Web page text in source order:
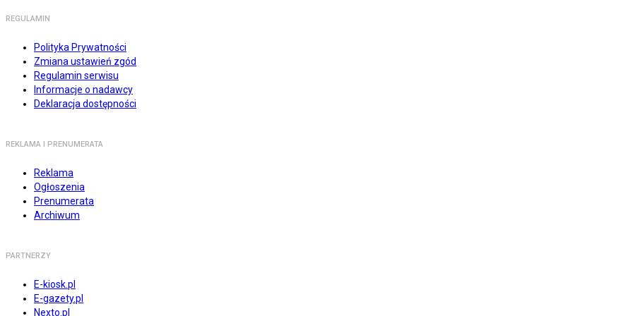
REGULAMIN
Polityka Prywatności
Zmiana ustawień zgód
Regulamin serwisu
Informacje o nadawcy
Deklaracja dostępności
REKLAMA I PRENUMERATA
Reklama
Ogłoszenia
Prenumerata
Archiwum
PARTNERZY
E-kiosk.pl
E-gazety.pl
Nexto.pl